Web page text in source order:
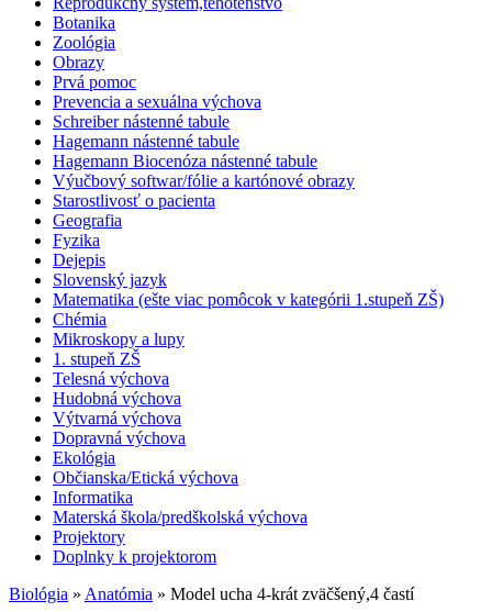
Botanika
Zoológia
Obrazy
Prvá pomoc
Prevencia a sexuálna výchova
Schreiber nástenné tabule
Hagemann nástenné tabule
Hagemann Biocenóza nástenné tabule
Výučbový softwar/fólie a kartónové obrazy
Starostlivosť o pacienta
Geografia
Fyzika
Dejepis
Slovenský jazyk
Matematika (ešte viac pomôcok v kategórii 1.stupeň ZŠ)
Chémia
Mikroskopy a lupy
1. stupeň ZŠ
Telesná výchova
Hudobná výchova
Výtvarná výchova
Dopravná výchova
Ekológia
Občianska/Etická výchova
Informatika
Materská škola/predškolská výchova
Projektory
Doplnky k projektorom
Biológia » Anatómia » Model ucha 4-krát zväčšený,4 častí